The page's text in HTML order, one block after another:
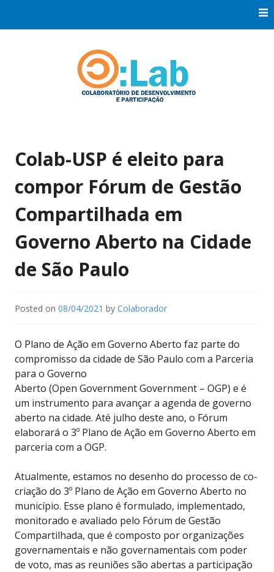
Colab-USP é eleito para
compor Fórum de Gestão
Compartilhada em
Governo Aberto na Cidade
de São Paulo
Posted on 08/04/2021 by Colaborador
O Plano de Ação em Governo Aberto faz parte do
compromisso da cidade de São Paulo com a Parceria
para o Governo
Aberto (Open Government Government – OGP) e é
um instrumento para avançar a agenda de governo
aberto na cidade. Até julho deste ano, o Fórum
elaborará o 3º Plano de Ação em Governo Aberto em
parceria com a OGP.
Atualmente, estamos no desenho do processo de co-
criação do 3º Plano de Ação em Governo Aberto no
município. Esse plano é formulado, implementado,
monitorado e avaliado pelo Fórum de Gestão
Compartilhada, que é composto por organizações
governamentais e não governamentais com poder
de voto, mas as reuniões são abertas a participação